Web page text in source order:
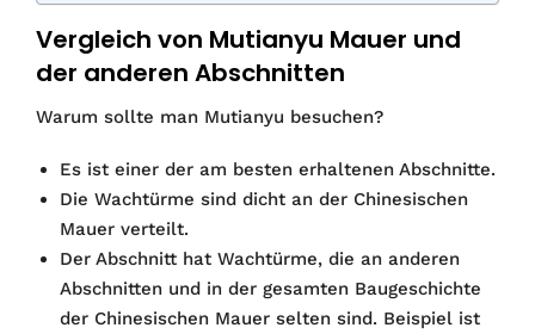
Vergleich von Mutianyu Mauer und
der anderen Abschnitten
Warum sollte man Mutianyu besuchen?
Es ist einer der am besten erhaltenen Abschnitte.
Die Wachtürme sind dicht an der Chinesischen
Mauer verteilt.
Der Abschnitt hat Wachtürme, die an anderen
Abschnitten und in der gesamten Baugeschichte
der Chinesischen Mauer selten sind. Beispiel ist